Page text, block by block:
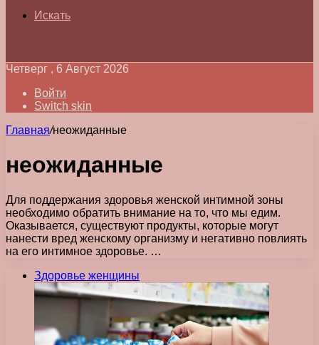
Искать
Четверг , 6 Август 2026
Войти
Switch skin
Главная/неожиданные
неожиданные
Для поддержания здоровья женской интимной зоны
необходимо обратить внимание на то, что мы едим.
Оказывается, существуют продукты, которые могут
нанести вред женскому организму и негативно повлиять
на его интимное здоровье. …
Здоровье женщины